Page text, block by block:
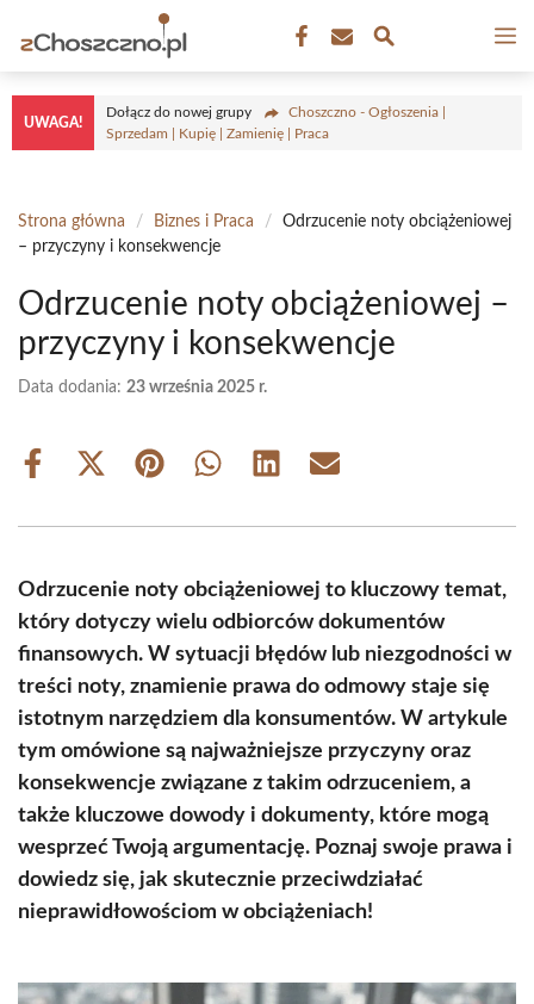
treści
UWAGA!
Dołącz do nowej grupy
Choszczno - Ogłoszenia |
Sprzedam | Kupię | Zamienię | Praca
Strona główna / Biznes i Praca /
Odrzucenie noty obciążeniowej
– przyczyny i konsekwencje
Odrzucenie noty obciążeniowej –
przyczyny i konsekwencje
Data dodania: 23 września 2025 r.
Share
Share
(Twitter)
Share Share Share Share
Odrzucenie noty obciążeniowej to kluczowy temat,
który dotyczy wielu odbiorców dokumentów
finansowych. W sytuacji błędów lub niezgodności w
treści noty, znamienie prawa do odmowy staje się
istotnym narzędziem dla konsumentów. W artykule
tym omówione są najważniejsze przyczyny oraz
konsekwencje związane z takim odrzuceniem, a
także kluczowe dowody i dokumenty, które mogą
wesprzeć Twoją argumentację. Poznaj swoje prawa i
dowiedz się, jak skutecznie przeciwdziałać
nieprawidłowościom w obciążeniach!